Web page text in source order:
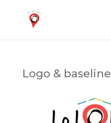
Logo & baseline